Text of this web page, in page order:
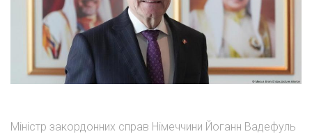
Міністр закордонних справ Німеччини Йоганн Вадефуль